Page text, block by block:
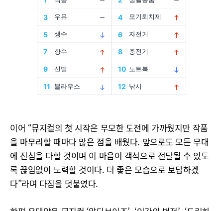
이어 “뮤지컬의 첫 시작은 무모한 도전에 가까웠지만 작품
을 마무리할 때마다 많은 점을 배웠다. 앞으로도 모든 무대
에 진심을 다할 것이며 이 마음이 객석으로 전달될 수 있도
록 끊임없이 노력할 것이다. 더 좋은 모습으로 보답하겠
다”라며 다짐을 덧붙였다.